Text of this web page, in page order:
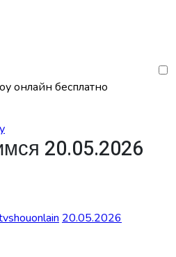
онлайн бесплатно
20.05.2026
20.05.2026